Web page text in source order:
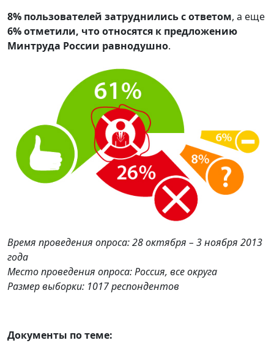
8% пользователей затруднились с ответом, а еще
6%отметили, что относятся к предложению
Минтруда России равнодушно.
Время проведения опроса: 28 октября – 3 ноября 2013
года
Место проведения опроса: Россия, все округа
Размер выборки: 1017 респондентов
Документы по теме: